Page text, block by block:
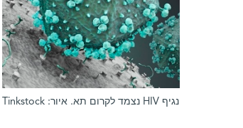
נגיף HIV נצמד לקרום תא. איור: Tinkstock